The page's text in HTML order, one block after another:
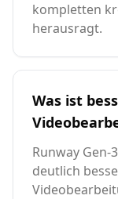
kompletten
herausragt.
Was ist
Runway Gen-
deutlich